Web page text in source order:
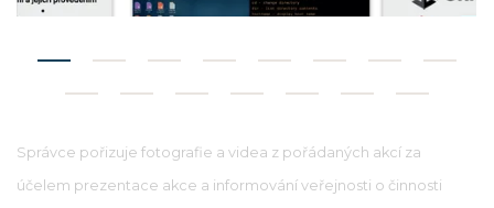
Správce pořizuje fotografie a videa z pořádaných akcí za
účelem prezentace akce a informování veřejnosti o činnosti